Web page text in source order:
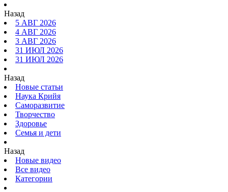
Назад
5 АВГ 2026
4 АВГ 2026
3 АВГ 2026
31 ИЮЛ 2026
31 ИЮЛ 2026
Назад
Новые статьи
Наука Крийя
Саморазвитие
Творчество
Здоровье
Семья и дети
Назад
Новые видео
Все видео
Категории